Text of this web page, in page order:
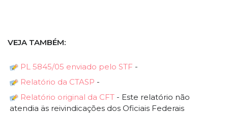
VEJA TAMBÉM:
PL 5845/05 enviado pelo STF -
Relatório da CTASP -
Relatório original da CFT - Este relatório não
atendia äs reivindicações dos Oficiais Federais